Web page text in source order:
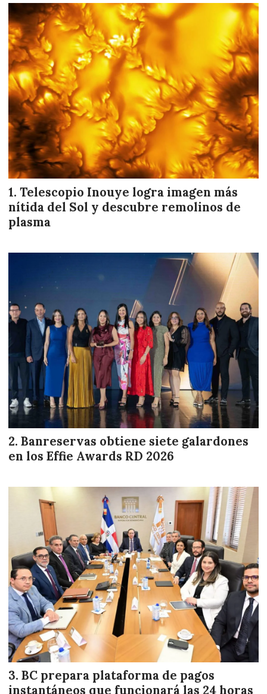
Telescopio Inouye logra imagen más
nítida del Sol y descubre remolinos de
plasma
Banreservas obtiene siete galardones
en los Effie Awards RD 2026
BC prepara plataforma de pagos
instantáneos que funcionará las 24 horas